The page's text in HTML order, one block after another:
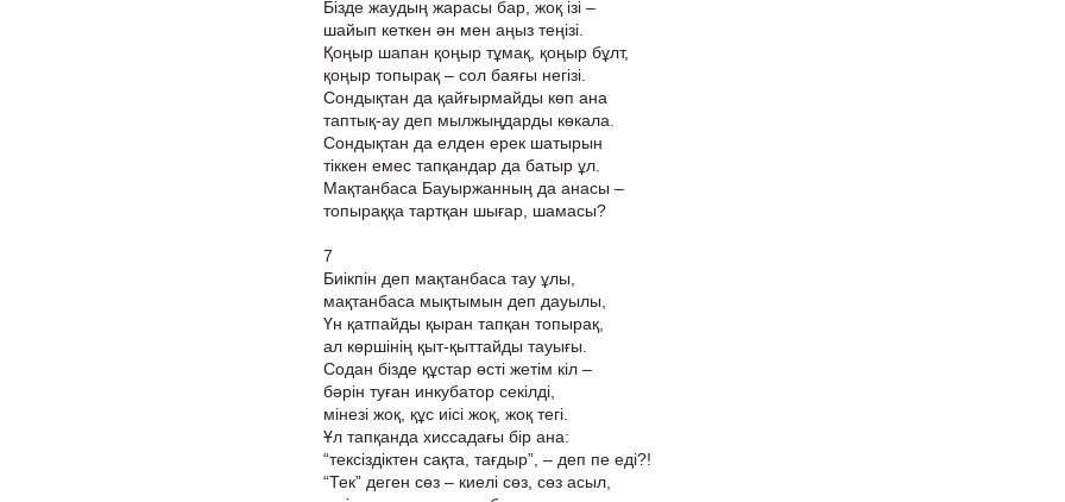
Бізде жаудың жарасы бар, жоқ ізі –
шайып кеткен ән мен аңыз теңізі.
Қоңыр шапан қоңыр тұмақ, қоңыр бұлт,
қоңыр топырақ – сол баяғы негізі.
Сондықтан да қайғырмайды көп ана
таптық-ау деп мылжыңдарды көкала.
Сондықтан да елден ерек шатырын
тіккен емес тапқандар да батыр ұл.
Мақтанбаса Бауыржанның да анасы –
топыраққа тартқан шығар, шамасы?
7
Биікпін деп мақтанбаса тау ұлы,
мақтанбаса мықтымын деп дауылы,
Үн қатпайды қыран тапқан топырақ,
ал көршінің қыт-қыттайды тауығы.
Содан бізде құстар өсті жетім кіл –
бәрін туған инкубатор секілді,
мінезі жоқ, құс иісі жоқ, жоқ тегі.
Ұл тапқанда хиссадағы бір ана:
“тексіздіктен сақта, тағдыр”, – деп пе еді?!
“Тек” деген сөз – киелі сөз, сөз асыл,